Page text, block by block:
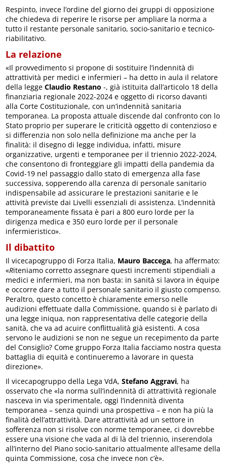
Respinto, invece l’ordine del giorno dei gruppi di opposizione
che chiedeva di reperire le risorse per ampliare la norma a
tutto il restante personale sanitario, socio-sanitario e tecnico-
riabilitativo.
La relazione
«Il provvedimento si propone di sostituire l’indennità di
attrattività per medici e infermieri – ha detto in aula il relatore
della leggeClaudio Restano -, già istituita dall’articolo 18 della
finanziaria regionale 2022-2024 e oggetto di ricorso davanti
alla Corte Costituzionale, con un’indennità sanitaria
temporanea. La proposta attuale discende dal confronto con lo
Stato proprio per superare le criticità oggetto di contenzioso e
si differenzia non solo nella definizione ma anche per la
finalità: il disegno di legge individua, infatti, misure
organizzative, urgenti e temporanee per il triennio 2022-2024,
che consentono di fronteggiare gli impatti della pandemia da
Covid-19 nel passaggio dallo stato di emergenza alla fase
successiva, sopperendo alla carenza di personale sanitario
indispensabile ad assicurare le prestazioni sanitarie e le
attività previste dai Livelli essenziali di assistenza. L’indennità
temporaneamente fissata è pari a 800 euro lorde per la
dirigenza medica e 350 euro lorde per il personale
infermieristico».
Il dibattito
Il vicecapogruppo di Forza Italia, Mauro Baccega, ha affermato:
«Riteniamo corretto assegnare questi incrementi stipendiali a
medici e infermieri, ma non basta: in sanità si lavora in équipe
e occorre dare a tutto il personale sanitario il giusto compenso.
Peraltro, questo concetto è chiaramente emerso nelle
audizioni effettuate dalla Commissione, quando si è parlato di
una legge iniqua, non rappresentativa delle categorie della
sanità, che va ad acuire conflittualità già esistenti. A cosa
servono le audizioni se non ne segue un recepimento da parte
del Consiglio? Come gruppo Forza Italia facciamo nostra questa
battaglia di equità e continueremo a lavorare in questa
direzione».
Il vicecapogruppo della Lega VdA,Stefano Aggravi, ha
osservato che «la norma sull’indennità di attrattività regionale
nasceva in via sperimentale, oggi l’indennità diventa
temporanea – senza quindi una prospettiva – e non ha più la
finalità dell’attrattività. Dare attrattività ad un settore in
sofferenza non si risolve con norme temporanee, ci dovrebbe
essere una visione che vada al di là del triennio, inserendola
all’interno del Piano socio-sanitario attualmente all’esame della
quinta Commissione, cosa che invece non c’è».